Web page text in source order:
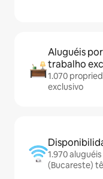
Aluguéis
trabalho
1.070
exclusivo
1.970
(Bucareste)